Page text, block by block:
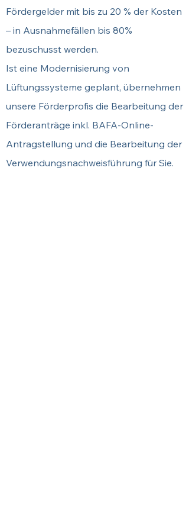
Fördergelder mit bis zu 20 % der Kosten
– in Ausnahmefällen bis 80%
bezuschusst werden.
Ist eine Modernisierung von
Lüftungssysteme geplant, übernehmen
unsere Förderprofis die Bearbeitung der
Förderanträge inkl. BAFA-Online-
Antragstellung und die Bearbeitung der
Verwendungsnachweisführung für Sie.